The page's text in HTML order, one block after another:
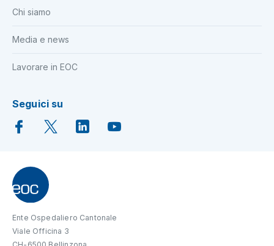
Chi siamo
Media e news
Lavorare in EOC
Seguici su
Ente Ospedaliero Cantonale
Viale Officina 3